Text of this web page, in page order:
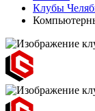
Клубы